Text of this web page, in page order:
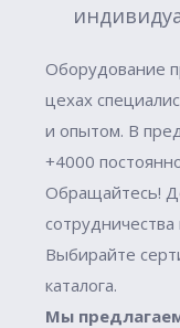
Оборудование
цехах
и опытом. В
+4000
Обращайтесь!
Выбирайте
каталога.
Мы